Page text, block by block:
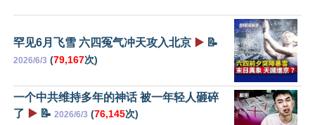
罕见6月飞雪 六四冤气冲天攻入北京 ▶️ 📝
2026/6/3 (79,167次)
一个中共维持多年的神话 被一年轻人砸碎
了 ▶️ 📝 2026/6/3 (76,145次)